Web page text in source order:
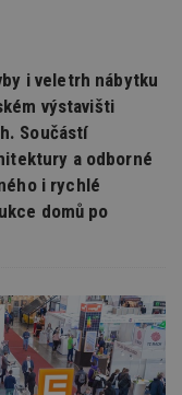
i veletrh nábytku
výstavišti
Součástí
a odborné
i rychlé
domů po